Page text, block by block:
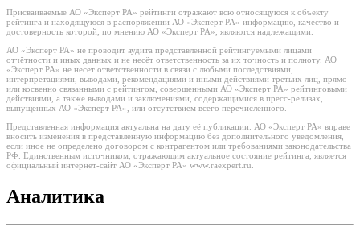
Присваиваемые АО «Эксперт РА» рейтинги отражают всю относящуюся к объекту
рейтинга и находящуюся в распоряжении АО «Эксперт РА» информацию, качество и
достоверность которой, по мнению АО «Эксперт РА», являются надлежащими.
АО «Эксперт РА» не проводит аудита представленной рейтингуемыми лицами
отчётности и иных данных и не несёт ответственность за их точность и полноту. АО
«Эксперт РА» не несет ответственности в связи с любыми последствиями,
интерпретациями, выводами, рекомендациями и иными действиями третьих лиц, прямо
или косвенно связанными с рейтингом, совершенными АО «Эксперт РА» рейтинговыми
действиями, а также выводами и заключениями, содержащимися в пресс-релизах,
выпущенных АО «Эксперт РА», или отсутствием всего перечисленного.
Представленная информация актуальна на дату её публикации. АО «Эксперт РА» вправе
вносить изменения в представленную информацию без дополнительного уведомления,
если иное не определено договором с контрагентом или требованиями законодательства
РФ. Единственным источником, отражающим актуальное состояние рейтинга, является
официальный интернет-сайт АО «Эксперт РА» www.raexpert.ru.
Аналитика